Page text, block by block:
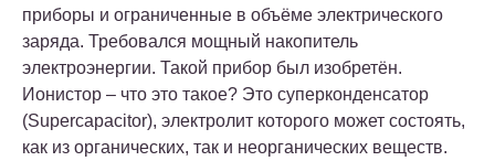
приборы и ограниченные в объёме электрического
заряда. Требовался мощный накопитель
электроэнергии. Такой прибор был изобретён.
Ионистор – что это такое? Это суперконденсатор
(Supercapacitor), электролит которого может состоять,
как из органических, так и неорганических веществ.